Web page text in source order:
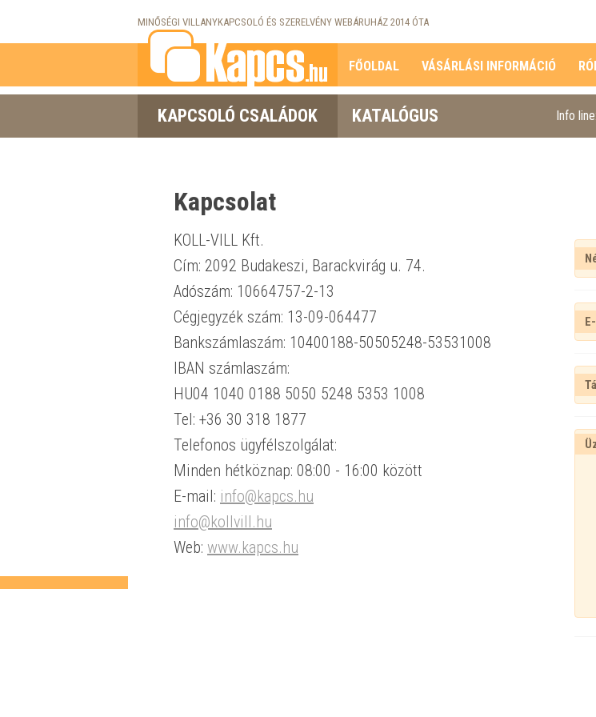
MINŐSÉGI VILLANYKAPCSOLÓ ÉS SZERELVÉNY WEBÁRUHÁZ 2014 ÓTA
FŐOLDAL VÁSÁRLÁSI INFORMÁCIÓ
KAPCSOLÓ CSALÁDOK KATALÓGUS Info line:
Kapcsolat
KOLL-VILL Kft.
Cím: 2092 Budakeszi, Barackvirág u. 74.
Adószám: 10664757-2-13
Cégjegyzék szám: 13-09-064477
Bankszámlaszám: 10400188-50505248-53531008
IBAN számlaszám:
HU04 1040 0188 5050 5248 5353 1008
Tel: +36 30 318 1877
Telefonos ügyfélszolgálat:
Minden hétköznap: 08:00 - 16:00 között
E-mail: info@kapcs.hu
info@kollvill.hu
Web: www.kapcs.hu